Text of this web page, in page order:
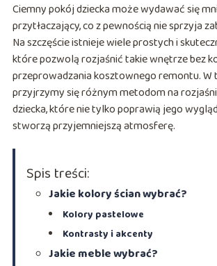
Ciemny pokój dziecka może wydawać się
przytłaczający, co z pewnością nie sprzyja
Na szczęście istnieje wiele prostych i
które pozwolą rozjaśnić takie wnętrze bez
przeprowadzania kosztownego remontu.
przyjrzymy się różnym metodom na
dziecka, które nie tylko poprawią jego
stworzą przyjemniejszą atmosferę.
Spis treści:
Jakie kolory ścian wybrać?
Kolory pastelowe
Kontrasty i akcenty
Jakie meble wybrać?